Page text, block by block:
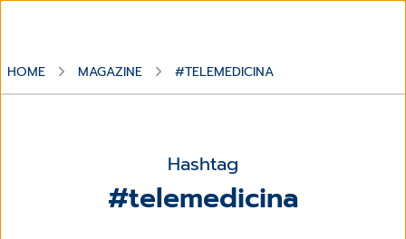
HOME MAGAZINE #TELEMEDICINA
Hashtag
#telemedicina